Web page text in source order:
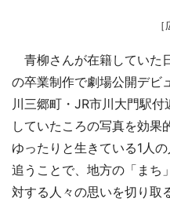
青柳さんが在籍していた
の卒業制作で劇場公開デビ
川三郷町・JR市川大門駅
していたころの写真を効果
ゆったりと生きている1人
追うことで、地方の「まち
対する人々の思いを切り取